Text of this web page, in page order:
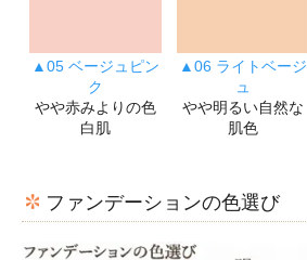
▲05 ベージュピン
ク
やや赤みよりの色
白肌
▲06 ライトベージ
ュ
やや明るい自然な
肌色
ファンデーションの色選び